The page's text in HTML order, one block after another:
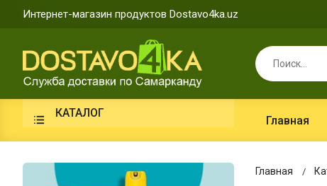
Интернет-магазин продуктов Dostavo4ka.uz
КАТАЛОГ
Главная
Главная